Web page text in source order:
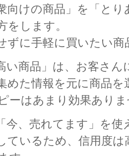
向けの商品」を「と
をします。
ずに手軽に買いたい商
い商品」は、お客さん
めた情報を元に商品
ーはあまり効果あり
今、売れてます」を使
ているため、信用度は